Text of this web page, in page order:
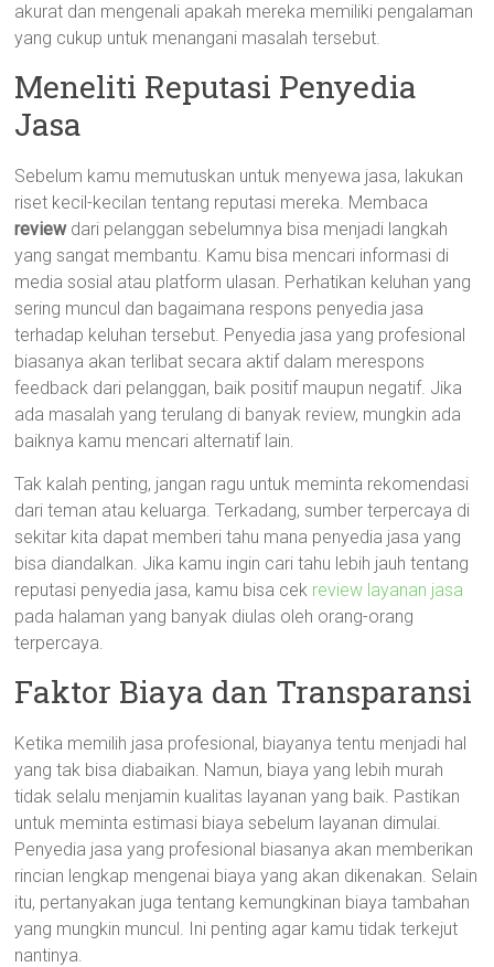
akurat dan mengenali apakah mereka memiliki pengalaman
yang cukup untuk menangani masalah tersebut.
Meneliti Reputasi Penyedia
Jasa
Sebelum kamu memutuskan untuk menyewa jasa, lakukan
riset kecil-kecilan tentang reputasi mereka. Membaca
reviewdari pelanggan sebelumnya bisa menjadi langkah
yang sangat membantu. Kamu bisa mencari informasi di
media sosial atau platform ulasan. Perhatikan keluhan yang
sering muncul dan bagaimana respons penyedia jasa
terhadap keluhan tersebut. Penyedia jasa yang profesional
biasanya akan terlibat secara aktif dalam merespons
feedback dari pelanggan, baik positif maupun negatif. Jika
ada masalah yang terulang di banyak review, mungkin ada
baiknya kamu mencari alternatif lain.
Tak kalah penting, jangan ragu untuk meminta rekomendasi
dari teman atau keluarga. Terkadang, sumber terpercaya di
sekitar kita dapat memberi tahu mana penyedia jasa yang
bisa diandalkan. Jika kamu ingin cari tahu lebih jauh tentang
reputasi penyedia jasa, kamu bisa cek review layanan jasa
pada halaman yang banyak diulas oleh orang-orang
terpercaya.
Faktor Biaya dan Transparansi
Ketika memilih jasa profesional, biayanya tentu menjadi hal
yang tak bisa diabaikan. Namun, biaya yang lebih murah
tidak selalu menjamin kualitas layanan yang baik. Pastikan
untuk meminta estimasi biaya sebelum layanan dimulai.
Penyedia jasa yang profesional biasanya akan memberikan
rincian lengkap mengenai biaya yang akan dikenakan. Selain
itu, pertanyakan juga tentang kemungkinan biaya tambahan
yang mungkin muncul. Ini penting agar kamu tidak terkejut
nantinya.